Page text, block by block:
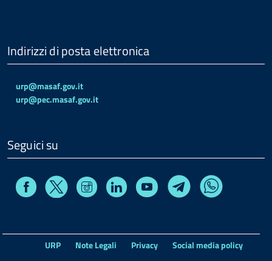
Indirizzi di posta elettronica
urp@masaf.gov.it
urp@pec.masaf.gov.it
Seguici su
FacebookX Instagram Linkedin Youtube TelegramWhatsapp
URP Note Legali Privacy
Social media policy